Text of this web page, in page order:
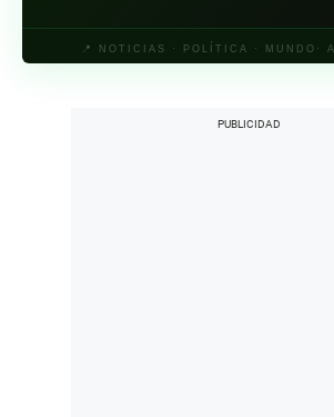
📍 NOTICIAS · POLÍTICA · MUNDO·